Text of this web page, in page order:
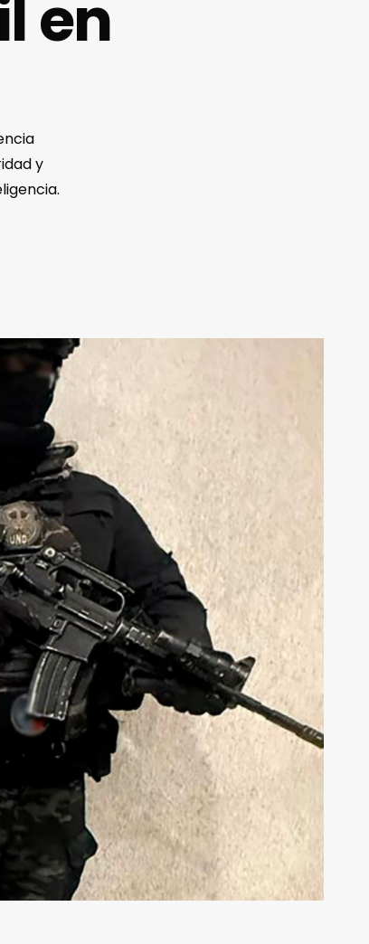
en
y